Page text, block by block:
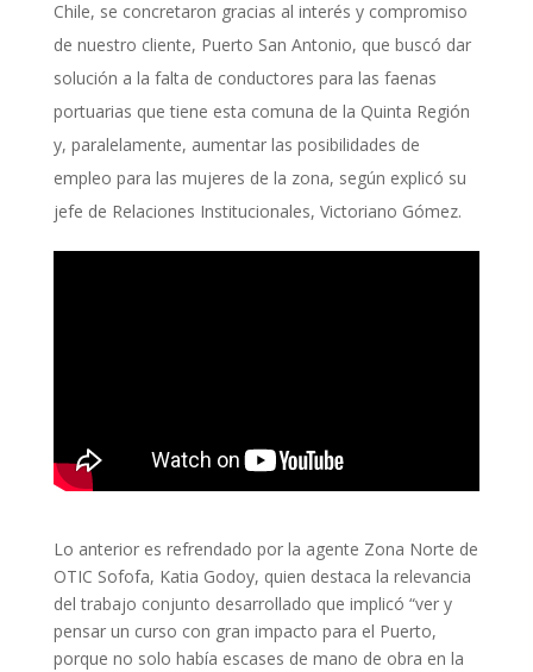
Chile, se concretaron gracias al interés y compromiso
de nuestro cliente, Puerto San Antonio, que buscó dar
solución a la falta de conductores para las faenas
portuarias que tiene esta comuna de la Quinta Región
y, paralelamente, aumentar las posibilidades de
empleo para las mujeres de la zona, según explicó su
jefe de Relaciones Institucionales, Victoriano Gómez.
Lo anterior es refrendado por la agente Zona Norte de
OTIC Sofofa, Katia Godoy, quien destaca la relevancia
del trabajo conjunto desarrollado que implicó “ver y
pensar un curso con gran impacto para el Puerto,
porque no solo había escases de mano de obra en la